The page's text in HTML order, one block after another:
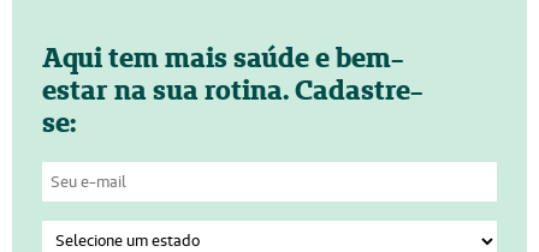
Aqui tem mais saúde e bem-
estar na sua rotina. Cadastre-
se: